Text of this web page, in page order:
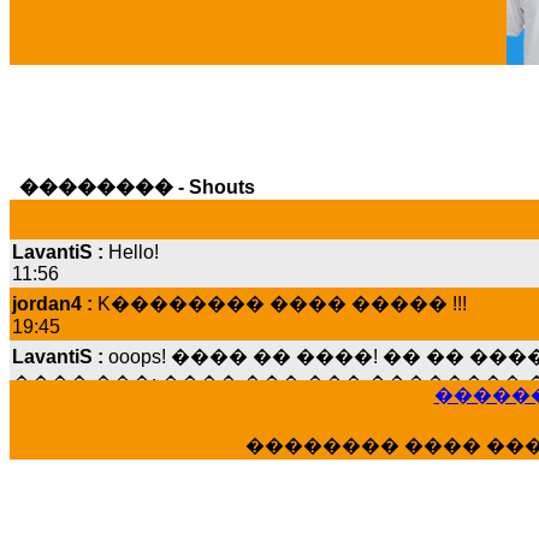
�������� - Shouts
11:56
jordan4 :
19:45
LavantiS :
���� ���; ���� ��� ��� ��������
15:07
LavantiS :����� ���� ������� ���
�������� ����